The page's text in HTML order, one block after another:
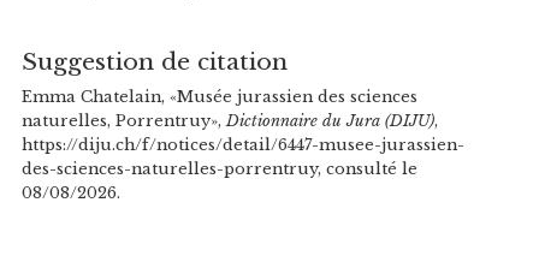
Suggestion de citation
Emma Chatelain, «Musée jurassien des sciences
naturelles, Porrentruy»,Dictionnaire du Jura (DIJU),
https://diju.ch/f/notices/detail/6447-musee-jurassien-
des-sciences-naturelles-porrentruy, consulté le
08/08/2026.